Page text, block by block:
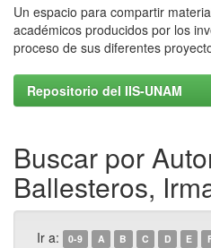
Un espacio para compartir
académicos producidos por los
proceso de sus diferentes
Repositorio del IIS-UNAM
Buscar por
Ballesteros,
Ir a: 0-9 A B C D E